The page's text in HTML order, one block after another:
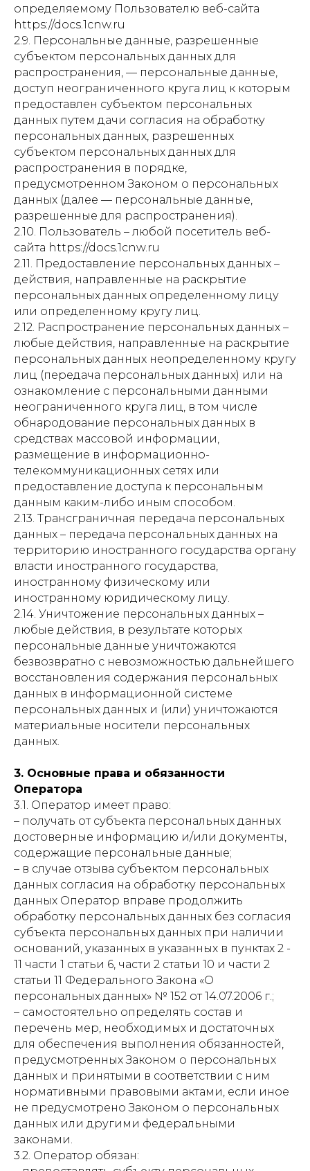
определяемому Пользователю веб-сайта
https://docs.1cnw.ru
2.9. Персональные данные, разрешенные
субъектом персональных данных для
распространения, — персональные данные,
доступ неограниченного круга лиц к которым
предоставлен субъектом персональных
данных путем дачи согласия на обработку
персональных данных, разрешенных
субъектом персональных данных для
распространения в порядке,
предусмотренном Законом о персональных
данных (далее — персональные данные,
разрешенные для распространения).
2.10. Пользователь – любой посетитель веб-
сайта https://docs.1cnw.ru
2.11. Предоставление персональных данных –
действия, направленные на раскрытие
персональных данных определенному лицу
или определенному кругу лиц.
2.12. Распространение персональных данных –
любые действия, направленные на раскрытие
персональных данных неопределенному кругу
лиц (передача персональных данных) или на
ознакомление с персональными данными
неограниченного круга лиц, в том числе
обнародование персональных данных в
средствах массовой информации,
размещение в информационно-
телекоммуникационных сетях или
предоставление доступа к персональным
данным каким-либо иным способом.
2.13. Трансграничная передача персональных
данных – передача персональных данных на
территорию иностранного государства органу
власти иностранного государства,
иностранному физическому или
иностранному юридическому лицу.
2.14. Уничтожение персональных данных –
любые действия, в результате которых
персональные данные уничтожаются
безвозвратно с невозможностью дальнейшего
восстановления содержания персональных
данных в информационной системе
персональных данных и (или) уничтожаются
материальные носители персональных
данных.
3. Основные права и обязанности
Оператора
3.1. Оператор имеет право:
– получать от субъекта персональных данных
достоверные информацию и/или документы,
содержащие персональные данные;
– в случае отзыва субъектом персональных
данных согласия на обработку персональных
данных Оператор вправе продолжить
обработку персональных данных без согласия
субъекта персональных данных при наличии
оснований, указанных в указанных в пунктах 2 -
11 части 1 статьи 6, части 2 статьи 10 и части 2
статьи 11 Федерального Закона «О
персональных данных» № 152 от 14.07.2006 г.;
– самостоятельно определять состав и
перечень мер, необходимых и достаточных
для обеспечения выполнения обязанностей,
предусмотренных Законом о персональных
данных и принятыми в соответствии с ним
нормативными правовыми актами, если иное
не предусмотрено Законом о персональных
данных или другими федеральными
законами.
3.2. Оператор обязан: